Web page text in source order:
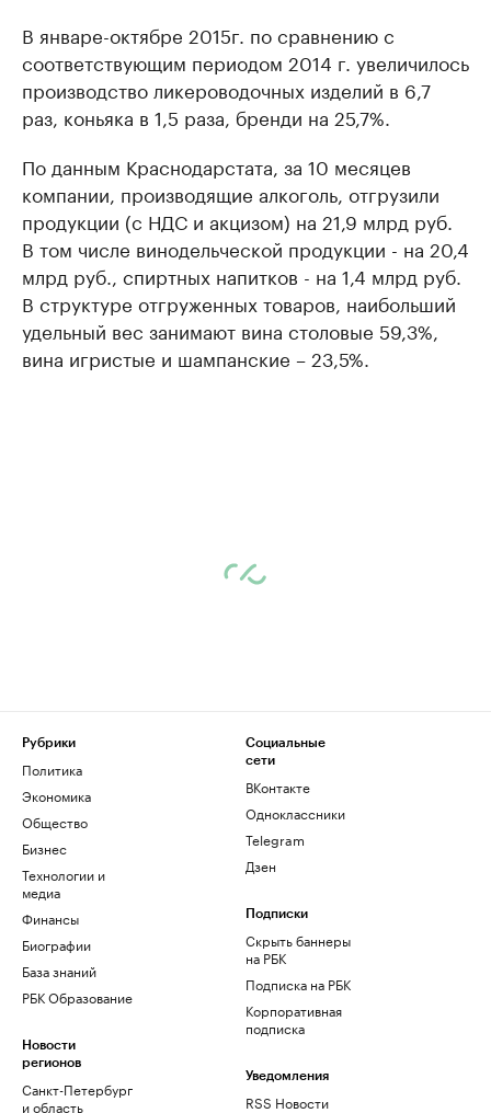
В январе-октябре 2015г. по сравнению с
соответствующим периодом 2014 г. увеличилось
производство ликероводочных изделий в 6,7
раз, коньяка в 1,5 раза, бренди на 25,7%.
По данным Краснодарстата, за 10 месяцев
компании, производящие алкоголь, отгрузили
продукции (с НДС и акцизом) на 21,9 млрд руб.
В том числе винодельческой продукции - на 20,4
млрд руб., спиртных напитков - на 1,4 млрд руб.
В структуре отгруженных товаров, наибольший
удельный вес занимают вина столовые 59,3%,
вина игристые и шампанские – 23,5%.
Рубрики
Политика
Экономика
Общество
Бизнес
Технологии и
медиа
Финансы
Биографии
База знаний
РБК Образование
Новости
регионов
Санкт-Петербург
и область
Социальные
сети
ВКонтакте
Одноклассники
Telegram
Дзен
Подписки
Скрыть баннеры
на РБК
Подписка на РБК
Корпоративная
подписка
Уведомления
RSS Новости